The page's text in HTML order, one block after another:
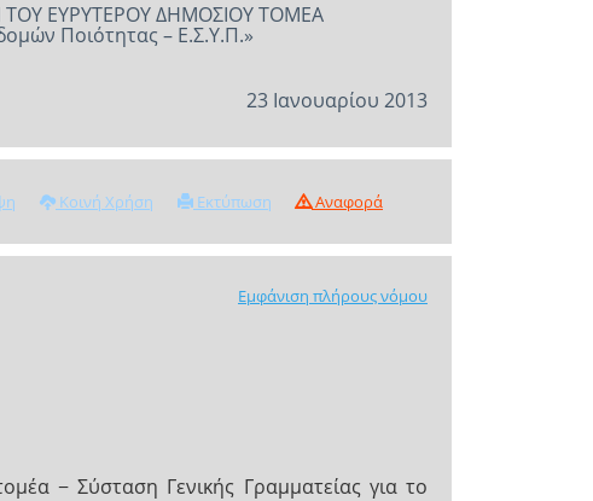
ΕΥΡΥΤΕΡΟΥ ΔΗΜΟΣΙΟΥ ΤΟΜΕΑ
Ποιότητας – Ε.Σ.Υ.Π.»
23 Ιανουαρίου 2013
Κοινή Χρήση Εκτύπωση Αναφορά
Εμφάνιση πλήρους νόμου
− Σύσταση Γενικής Γραμματείας για το